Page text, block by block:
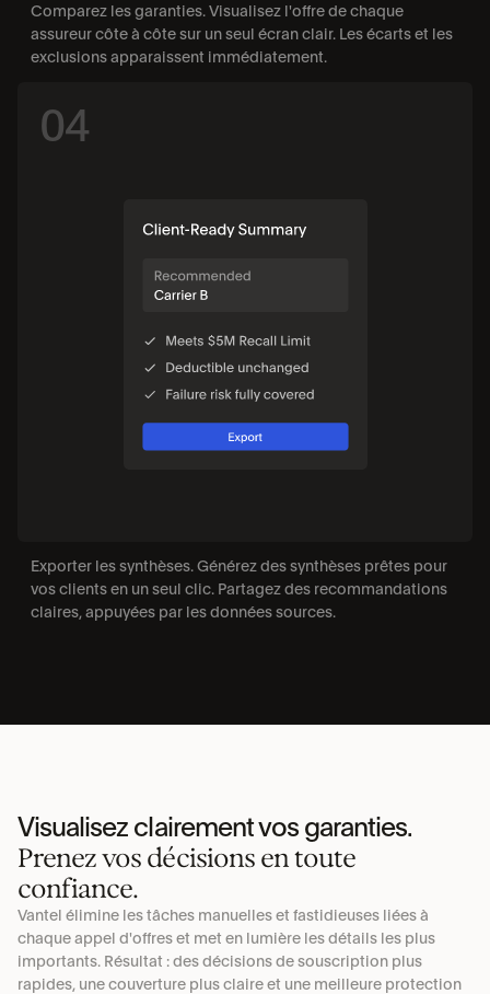
Comparez les garanties. Visualisez l'offre de chaque
assureur côte à côte sur un seul écran clair. Les écarts et les
exclusions apparaissent immédiatement.
04
Exporter les synthèses. Générez des synthèses prêtes pour
vos clients en un seul clic. Partagez des recommandations
claires, appuyées par les données sources.
Visualisez clairement vos garanties.
Prenez vos décisions en toute
confiance.
Vantel élimine les tâches manuelles et fastidieuses liées à
chaque appel d'offres et met en lumière les détails les plus
importants. Résultat : des décisions de souscription plus
rapides, une couverture plus claire et une meilleure protection